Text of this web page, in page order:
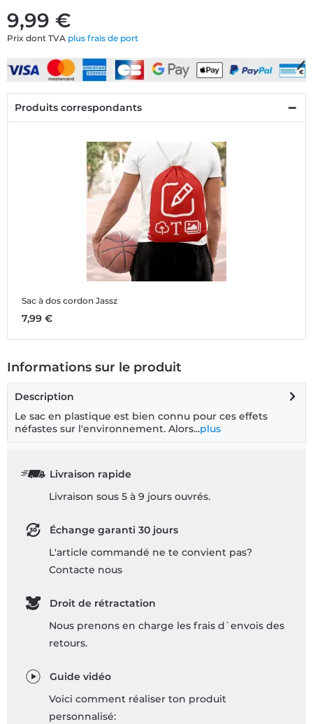
9,99 €
Prix dont TVA plus frais de port
Produits correspondants
Sac à dos cordon Jassz
7,99 €
Informations sur le produit
Description
Le sac en plastique est bien connu pour ces effets
néfastes sur l'environnement. Alors...plus
Livraison rapide
Livraison sous 5 à 9 jours ouvrés.
Échange garanti 30 jours
L'article commandé ne te convient pas?
Contacte nous
Droit de rétractation
Nous prenons en charge les frais d`envois des
retours.
Guide vidéo
Voici comment réaliser ton produit
personnalisé: